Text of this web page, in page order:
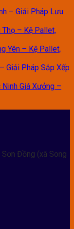
– Giải Pháp Lưu
Thọ – Kệ Pallet,
Yên – Kệ Pallet,
Giải Pháp Sắp Xếp
Giá Xưởng –
Đồng (xã Song